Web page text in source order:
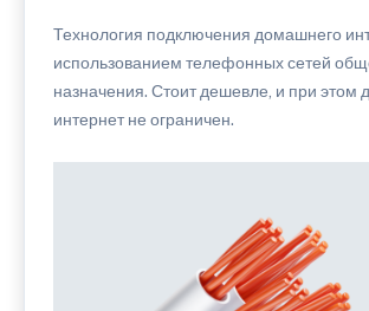
Технология подключения домашнего
использованием телефонных сетей
назначения. Стоит дешевле, и при этом
интернет не ограничен.